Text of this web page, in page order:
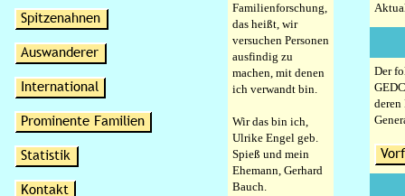
Familienforschung,
das heißt, wir
versuchen Personen
ausfindig zu
machen, mit denen
ich verwandt bin.
Wir das bin ich,
Ulrike Engel geb.
Spieß und mein
Ehemann, Gerhard
Bauch.
Der
deren